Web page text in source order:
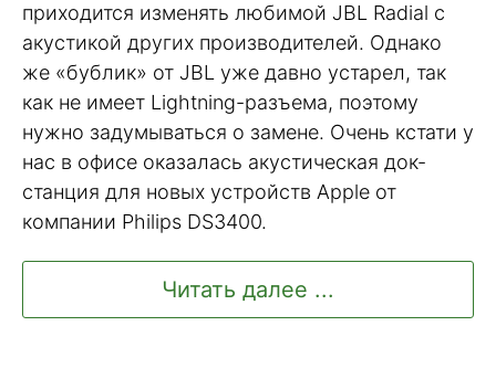
приходится изменять любимой JBL Radial с
акустикой других производителей. Однако
же «бублик» от JBL уже давно устарел, так
как не имеет Lightning-разъема, поэтому
нужно задумываться о замене. Очень кстати у
нас в офисе оказалась акустическая док-
станция для новых устройств Apple от
компании Philips DS3400.
Читать далее ...